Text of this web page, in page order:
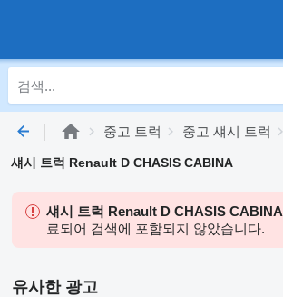
중고 트럭 중고 섀시 트럭
섀시 트럭 Renault D CHASIS CABINA
섀시 트럭 Renault D CHASIS CABINA
료되어 검색에 포함되지 않았습니다.
유사한 광고